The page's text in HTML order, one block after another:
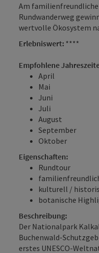
Am
Rundwanderweg
wertvolle Ökosystem
Erlebniswert: ****
Empfohlene
April
Mai
Juni
Juli
August
September
Oktober
Eigenschaften:
Rundtour
kulturell /
botanische
Beschreibung:
Der Nationalpark
Buchenwald-
erstes UNESCO-